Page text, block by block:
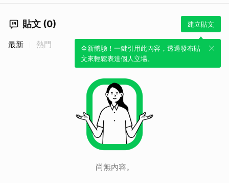
貼文 (0) 建立貼文
全新體驗！一鍵引用此內容，透過發布貼
文來輕鬆表達個人立場。
最新 熱門
尚無內容。